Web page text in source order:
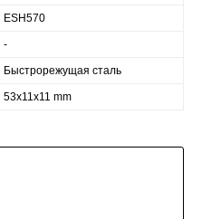
ESH570
-
Быстрорежущая сталь
53x11x11 mm